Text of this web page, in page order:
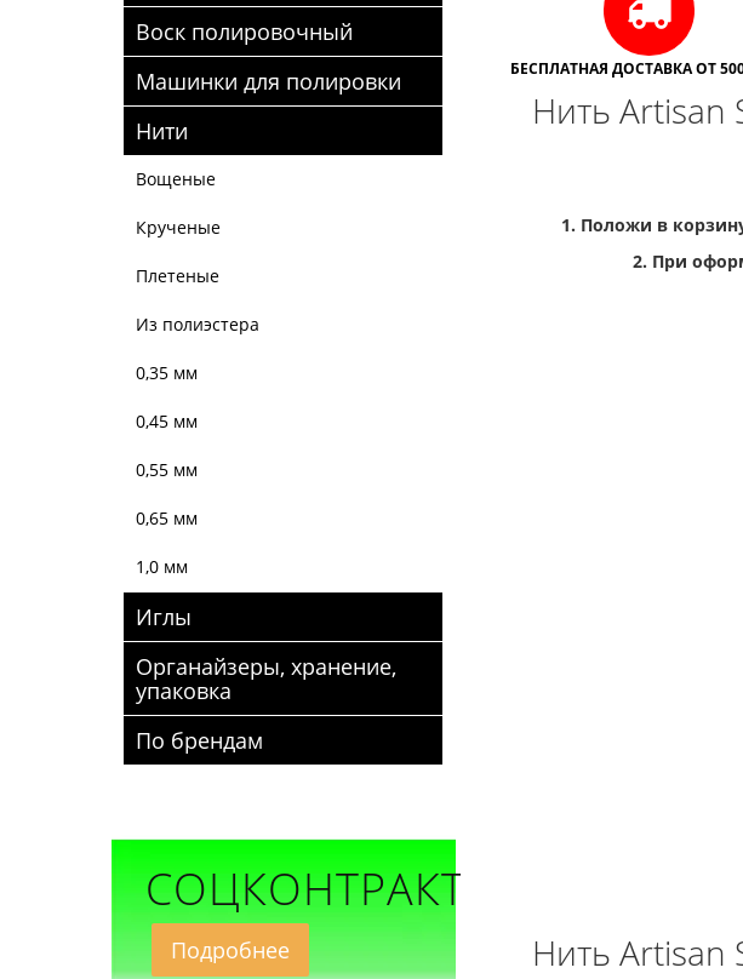
Воск полировочный
Машинки для полировки
Нити
Вощеные
Крученые
Плетеные
Из полиэстера
0,35 мм
0,45 мм
0,55 мм
0,65 мм
1,0 мм
Иглы
Органайзеры, хранение,
упаковка
По брендам
СОЦКОНТРАКТ
Подробнее
БЕСПЛАТНАЯ ДОСТАВКА ОТ
Нить Artisan
1. Положи в
2. При
Нить Artisan